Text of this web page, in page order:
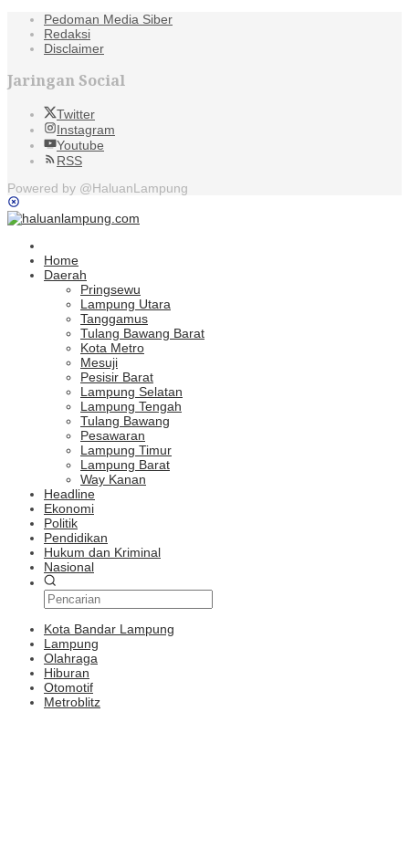
Pedoman Media Siber
Redaksi
Disclaimer
Jaringan Social
Twitter
Instagram
Youtube
RSS
Powered by @HaluanLampung
Home
Daerah
Pringsewu
Lampung Utara
Tanggamus
Tulang Bawang Barat
Kota Metro
Mesuji
Pesisir Barat
Lampung Selatan
Lampung Tengah
Tulang Bawang
Pesawaran
Lampung Timur
Lampung Barat
Way Kanan
Headline
Ekonomi
Politik
Pendidikan
Hukum dan Kriminal
Nasional
Kota Bandar Lampung
Lampung
Olahraga
Hiburan
Otomotif
Metroblitz